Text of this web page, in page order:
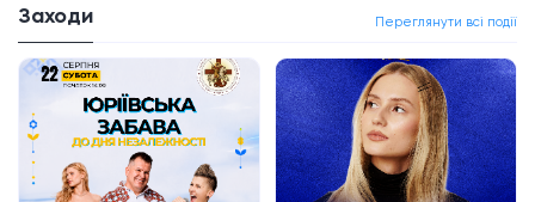
Заходи Переглянути всі події